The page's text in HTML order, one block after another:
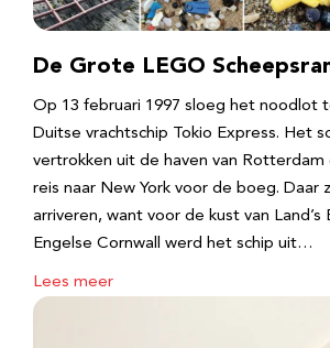
De Grote LEGO
Op 13 februari 1997 sloeg het noodlot
Duitse vrachtschip Tokio Express. Het
vertrokken uit de haven van Rotterdam
reis naar New York voor de boeg. Daar
arriveren, want voor de kust van Land’s
Engelse Cornwall werd het schip uit…
Lees meer